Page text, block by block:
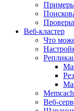
Веб-кластер
Что
Веб-